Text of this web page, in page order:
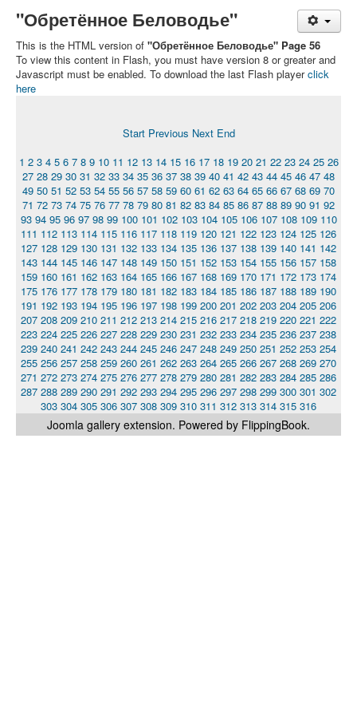
"Обретённое Беловодье"
This is the HTML version of "Обретённое Беловодье" Page 56
To view this content in Flash, you must have version 8 or greater and
Javascript must be enabled. To download the last Flash playerclick
here
Start Previous Next End
1 2 3 4 5 6 7 8 9 10 11 12 13 14 15 16 17 18 19 20 21 22 23 24 25 26
27 28 29 30 31 32 33 34 35 36 37 38 39 40 41 42 43 44 45 46 47 48
49 50 51 52 53 54 55 56 57 58 59 60 61 62 63 64 65 66 67 68 69 70
71 72 73 74 75 76 77 78 79 80 81 82 83 84 85 86 87 88 89 90 91 92
93 94 95 96 97 98 99 100 101 102 103 104 105 106 107 108 109 110
111 112 113 114 115 116 117 118 119 120 121 122 123 124 125 126
127 128 129 130 131 132 133 134 135 136 137 138 139 140 141 142
143 144 145 146 147 148 149 150 151 152 153 154 155 156 157 158
159 160 161 162 163 164 165 166 167 168 169 170 171 172 173 174
175 176 177 178 179 180 181 182 183 184 185 186 187 188 189 190
191 192 193 194 195 196 197 198 199 200 201 202 203 204 205 206
207 208 209 210 211 212 213 214 215 216 217 218 219 220 221 222
223 224 225 226 227 228 229 230 231 232 233 234 235 236 237 238
239 240 241 242 243 244 245 246 247 248 249 250 251 252 253 254
255 256 257 258 259 260 261 262 263 264 265 266 267 268 269 270
271 272 273 274 275 276 277 278 279 280 281 282 283 284 285 286
287 288 289 290 291 292 293 294 295 296 297 298 299 300 301 302
303 304 305 306 307 308 309 310 311 312 313 314 315 316
Joomla gallery extension. Powered by FlippingBook.